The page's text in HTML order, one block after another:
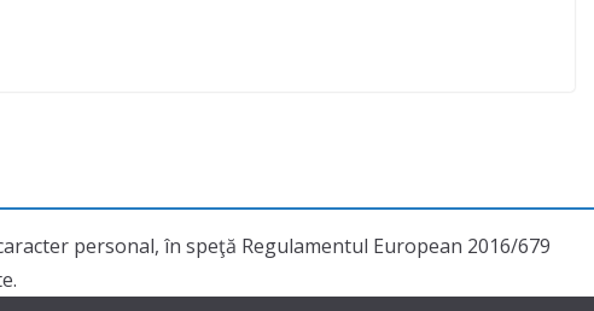
personal, în speţă Regulamentul European 2016/679